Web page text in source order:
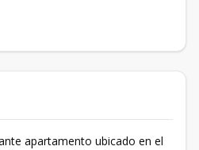
apartamento ubicado en el